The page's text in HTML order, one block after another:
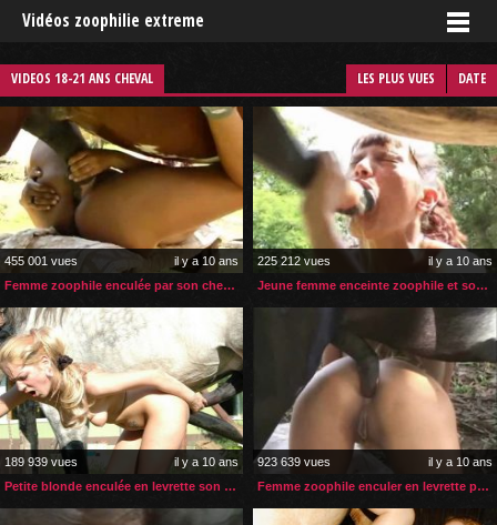
Vidéos zoophilie extreme
VIDEOS 18-21 ANS CHEVAL LES PLUS VUES DATE
455 001 vues
il y a 10 ans
Femme zoophile enculée par son cheval
225 212 vues
il y a 10 ans
Jeune femme enceinte zoophile et son cheval
189 939 vues
il y a 10 ans
Petite blonde enculée en levrette son cheval
923 639 vues
il y a 10 ans
Femme zoophile enculer en levrette par son poney